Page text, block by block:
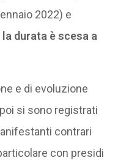
2022) e
durata è scesa a
e di evoluzione
si sono registrati
contrari
con presidi